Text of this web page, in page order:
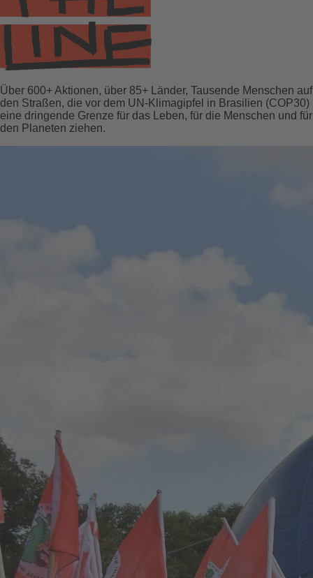
Über 600+ Aktionen, über 85+ Länder, Tausende Menschen auf
den Straßen, die vor dem UN-Klimagipfel in Brasilien (COP30)
eine dringende Grenze für das Leben, für die Menschen und für
den Planeten ziehen.